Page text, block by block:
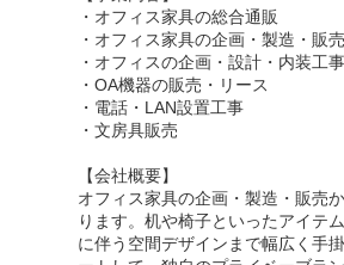
・オフィス家具の総合通販
・オフィス家具の企画・製造・販売
・オフィスの企画・設計・内装工事
・OA機器の販売・リース
・電話・LAN設置工事
・文房具販売
【会社概要】
オフィス家具の企画・製造・販売
ります。机や椅子といったアイテ
に伴う空間デザインまで幅広く手